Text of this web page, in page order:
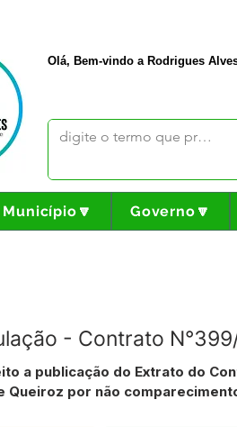
Olá, Bem-vindo a Rodrigues
Município🔽 Governo🔽
- Contrato
a publicação do Extrato do
Queiroz por não